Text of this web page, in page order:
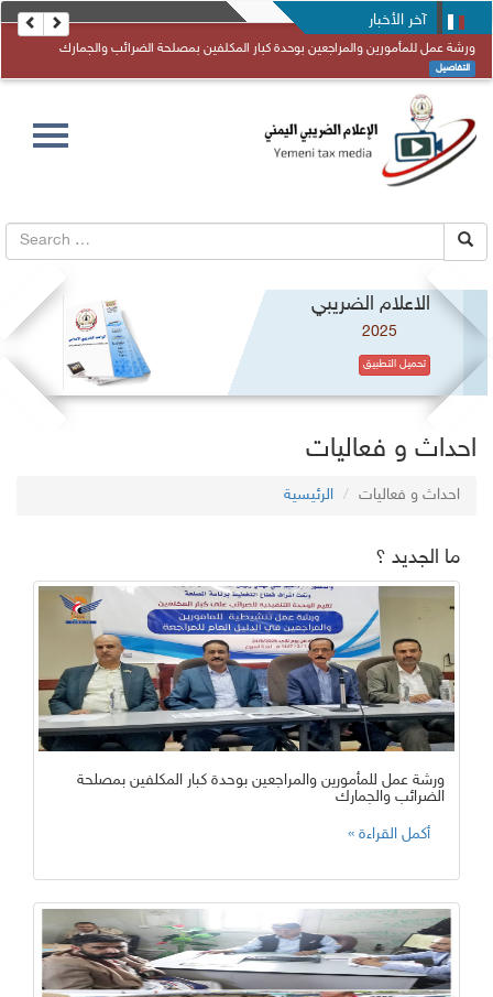
آخر الأخبار
ورشة عمل للمأمورين والمراجعين بوحدة كبار المكلفين بمصلحة الضرائب والجمارك
التفاصيل
Toggle
الاعلام الضريبي
2025
تحميل التطبيق
احداث و فعاليات
الرئيسية احداث و فعاليات
ما الجديد ؟
ورشة عمل للمأمورين والمراجعين بوحدة كبار المكلفين بمصلحة
الضرائب والجمارك